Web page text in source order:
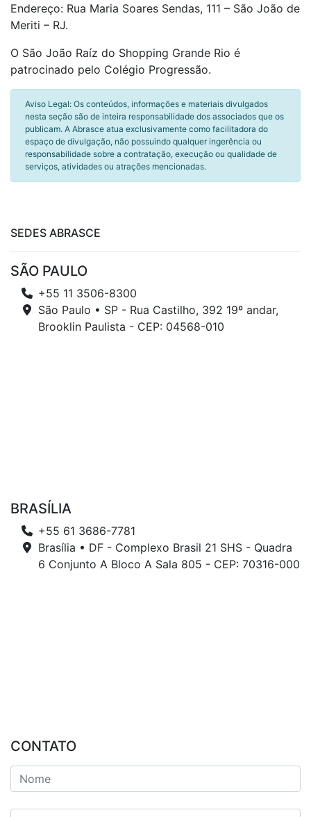
Endereço: Rua Maria Soares Sendas, 111 – São João de
Meriti – RJ.
O São João Raíz do Shopping Grande Rio é
patrocinado pelo Colégio Progressão.
Aviso Legal: Os conteúdos, informações e materiais divulgados
nesta seção são de inteira responsabilidade dos associados que os
publicam. A Abrasce atua exclusivamente como facilitadora do
espaço de divulgação, não possuindo qualquer ingerência ou
responsabilidade sobre a contratação, execução ou qualidade de
serviços, atividades ou atrações mencionadas.
SEDES ABRASCE
SÃO PAULO
+55 11 3506-8300
São Paulo • SP - Rua Castilho, 392 19º andar,
Brooklin Paulista - CEP: 04568-010
BRASÍLIA
+55 61 3686-7781
Brasília • DF - Complexo Brasil 21 SHS - Quadra
6 Conjunto A Bloco A Sala 805 - CEP: 70316-000
CONTATO